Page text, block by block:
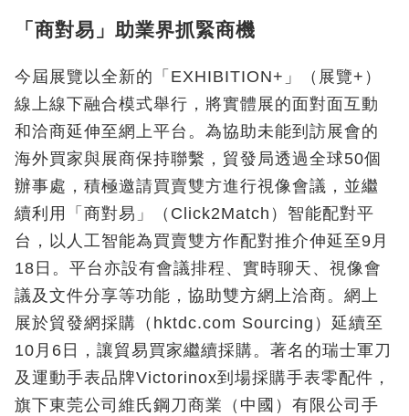
「商對易」助業界抓緊商機
今屆展覽以全新的「EXHIBITION+」（展覽+）
線上線下融合模式舉行，將實體展的面對面互動
和洽商延伸至網上平台。為協助未能到訪展會的
海外買家與展商保持聯繫，貿發局透過全球50個
辦事處，積極邀請買賣雙方進行視像會議，並繼
續利用「商對易」（Click2Match）智能配對平
台，以人工智能為買賣雙方作配對推介伸延至9月
18日。平台亦設有會議排程、實時聊天、視像會
議及文件分享等功能，協助雙方網上洽商。網上
展於貿發網採購（hktdc.com Sourcing）延續至
10月6日，讓貿易買家繼續採購。著名的瑞士軍刀
及運動手表品牌Victorinox到場採購手表零配件，
旗下東莞公司維氏鋼刀商業（中國）有限公司手